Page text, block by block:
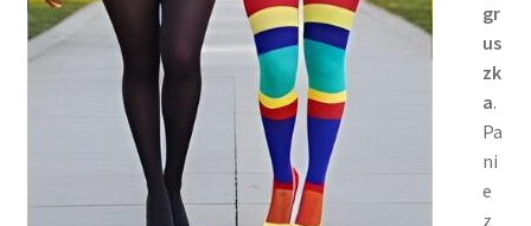
gr
us
zk
a.
Pa
ni
e
z